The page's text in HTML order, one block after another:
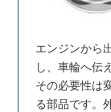
エンジンから
し、車輪へ伝
その必要性は
る部品です。